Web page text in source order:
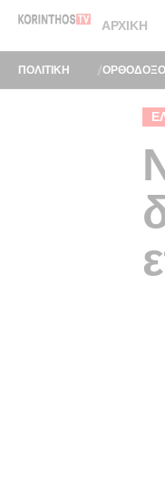
ΑΡΧΙΚΉ
ΠΟΛΙΤΙΚΗ